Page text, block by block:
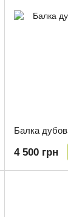
Балка
4 500 грн